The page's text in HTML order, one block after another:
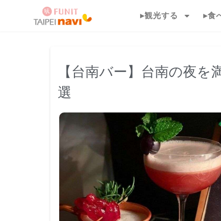
▸観光する ▸食
【台南バー】台南の夜
選